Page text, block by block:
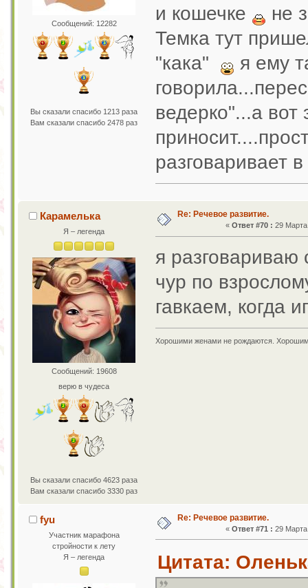
Сообщений: 12282
Вы сказали спасибо 1213 раза
Вам сказали спасибо 2478 раз
и кошечке
не
Темка тут
"кака"
я ему
ведерко"...а вот
разговаривает
Карамелька
Я – легенда
Сообщений: 19608
верю в чудеса
Вы сказали спасибо 4623 раза
Вам сказали спасибо 3330 раз
Re: Речевое развитие.
« Ответ #70 : 29
я разговариваю
чур по
гавкаем, когда
Хорошими женами не рождаются.
fyu
Участник марафона
стройности к лету
Я – легенда
Re: Речевое развитие.
« Ответ #71 : 29
Цитата: